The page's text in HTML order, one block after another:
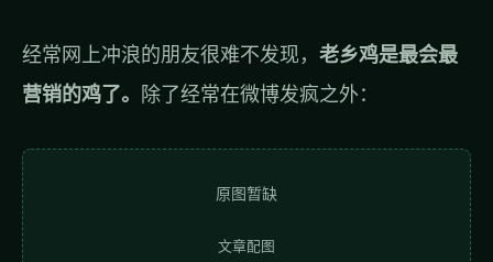
经常网上冲浪的朋友很难不发现， 老乡鸡是最会最
营销的鸡了。 除了经常在微博发疯之外：
原图暂缺
文章配图